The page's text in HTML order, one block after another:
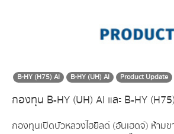
B-HY (H75) AI B-HY (UH) AI Product Update
กองทุน B-HY (UH) AI และ B-HY
กองทุนเปิดบัวหลวงไฮยิลด์ (อันเฮดจ์) ห้าม